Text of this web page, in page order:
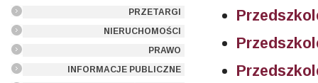
PRZETARGI
NIERUCHOMOŚCI
PRAWO
INFORMACJE PUBLICZNE